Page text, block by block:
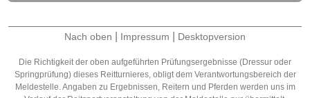
Nach oben Impressum Desktopversion
Die Richtigkeit der oben aufgeführten Prüfungsergebnisse (Dressur oder
Springprüfung) dieses Reitturnieres, obligt dem Verantwortungsbereich der
Meldestelle. Angaben zu Ergebnissen, Reitern und Pferden werden uns im